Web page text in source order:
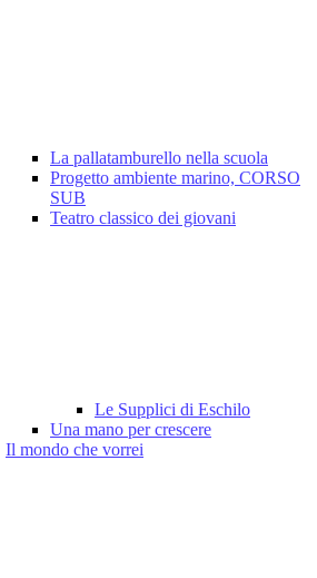
La pallatamburello nella scuola
Progetto ambiente marino, CORSO
SUB
Teatro classico dei giovani
Le Supplici di Eschilo
Una mano per crescere
Il mondo che vorrei